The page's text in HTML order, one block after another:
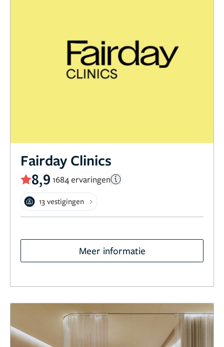
Fairday Clinics
8,9 1684 ervaringen
13 vestigingen
Meer informatie